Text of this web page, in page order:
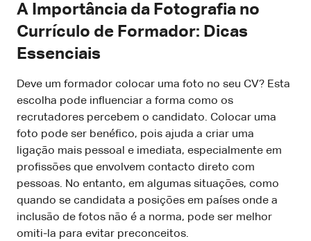
A Importância da Fotografia no
Currículo de Formador: Dicas
Essenciais
Deve um formador colocar uma foto no seu CV? Esta
escolha pode influenciar a forma como os
recrutadores percebem o candidato. Colocar uma
foto pode ser benéfico, pois ajuda a criar uma
ligação mais pessoal e imediata, especialmente em
profissões que envolvem contacto direto com
pessoas. No entanto, em algumas situações, como
quando se candidata a posições em países onde a
inclusão de fotos não é a norma, pode ser melhor
omiti-la para evitar preconceitos.